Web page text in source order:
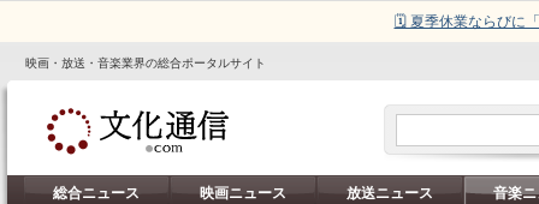
🗓️ 夏季休業ならびに
映画・放送・音楽業界の総合ポータルサイト
総合ニュース 映画ニュース 放送ニュース 音楽